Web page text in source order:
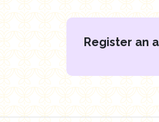
Add to cart
Register an